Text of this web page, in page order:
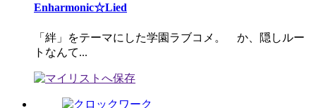
Enharmonic☆Lied
「絆」をテーマにした学園ラブコメ。 か、隠しルー
トなんて...